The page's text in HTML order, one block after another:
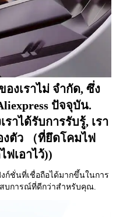
เราไม่ จำกัด, ซึ่ง
ปัจจุบัน.
าได้รับการรับรู้, เรา
ตัว （ที่ยึดโคมไฟ
เอาไว้))
ก์ชั่นที่เชื่อถือได้มากขึ้นในการ
บการณ์ที่ดีกว่าสำหรับคุณ.